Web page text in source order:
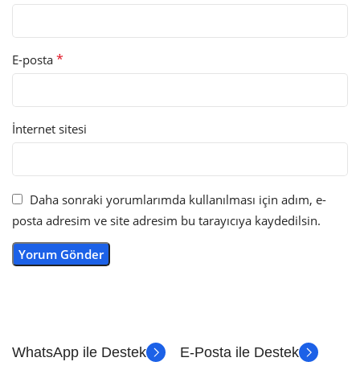
E-posta *
İnternet sitesi
Daha sonraki yorumlarımda kullanılması için adım, e-
posta adresim ve site adresim bu tarayıcıya kaydedilsin.
WhatsApp ile Destek E-Posta ile Destek